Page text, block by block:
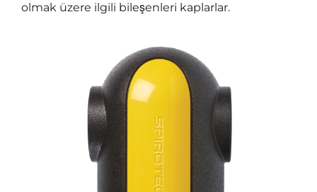
olmak üzere ilgili bileşenleri kaplarlar.